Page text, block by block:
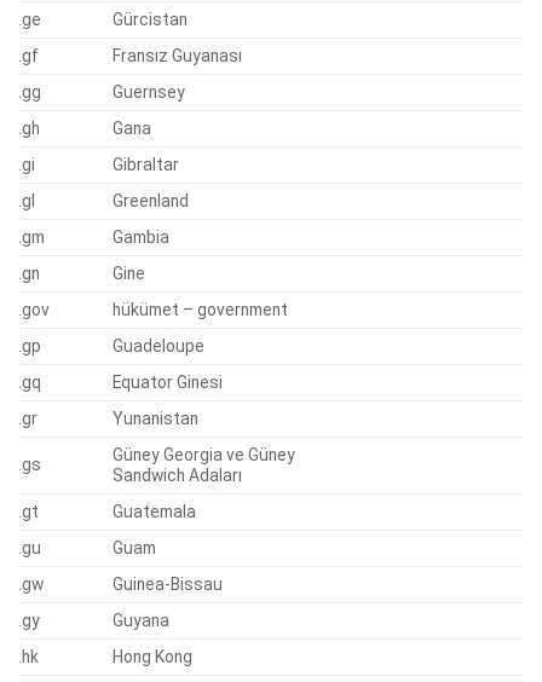
.ge
Gürcistan
.gf
Fransız Guyanası
.gg
Guernsey
.gh
Gana
.gi
Gibraltar
.gl
Greenland
.gm
Gambia
.gn
Gine
.gov
hükümet – government
.gp
Guadeloupe
.gq
Equator Ginesi
.gr
Yunanistan
.gs
Güney Georgia ve Güney
Sandwich Adaları
.gt
Guatemala
.gu
Guam
.gw
Guinea-Bissau
.gy
Guyana
.hk
Hong Kong